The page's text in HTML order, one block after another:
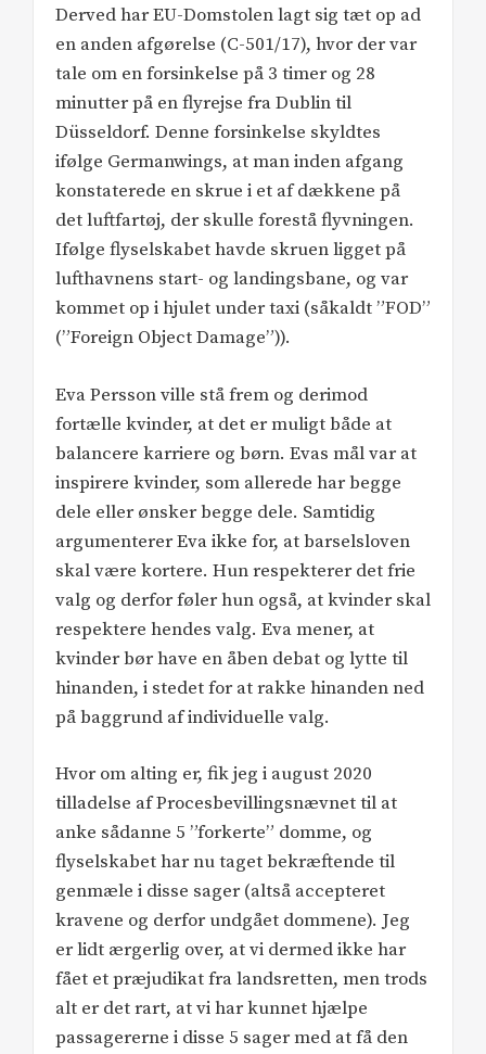
Derved har EU-Domstolen lagt sig tæt op ad
en anden afgørelse (C-501/17), hvor der var
tale om en forsinkelse på 3 timer og 28
minutter på en flyrejse fra Dublin til
Düsseldorf. Denne forsinkelse skyldtes
ifølge Germanwings, at man inden afgang
konstaterede en skrue i et af dækkene på
det luftfartøj, der skulle forestå flyvningen.
Ifølge flyselskabet havde skruen ligget på
lufthavnens start- og landingsbane, og var
kommet op i hjulet under taxi (såkaldt ”FOD”
(”Foreign Object Damage”)).
Eva Persson ville stå frem og derimod
fortælle kvinder, at det er muligt både at
balancere karriere og børn. Evas mål var at
inspirere kvinder, som allerede har begge
dele eller ønsker begge dele. Samtidig
argumenterer Eva ikke for, at barselsloven
skal være kortere. Hun respekterer det frie
valg og derfor føler hun også, at kvinder skal
respektere hendes valg. Eva mener, at
kvinder bør have en åben debat og lytte til
hinanden, i stedet for at rakke hinanden ned
på baggrund af individuelle valg.
Hvor om alting er, fik jeg i august 2020
tilladelse af Procesbevillingsnævnet til at
anke sådanne 5 ”forkerte” domme, og
flyselskabet har nu taget bekræftende til
genmæle i disse sager (altså accepteret
kravene og derfor undgået dommene). Jeg
er lidt ærgerlig over, at vi dermed ikke har
fået et præjudikat fra landsretten, men trods
alt er det rart, at vi har kunnet hjælpe
passagererne i disse 5 sager med at få den